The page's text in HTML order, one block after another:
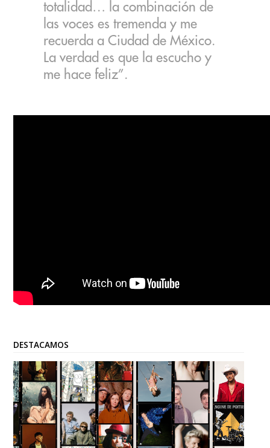
totalidad… la combinación de
las voces es tremenda y me
recuerda a Ciudad de México.
La verdad es que la escucho y
me hace feliz”.
DESTACAMOS